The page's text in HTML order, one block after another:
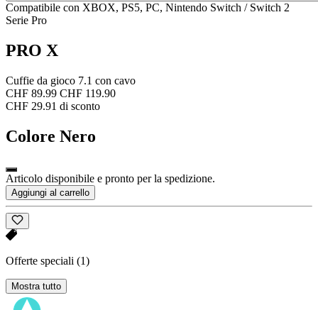
Compatibile con XBOX, PS5, PC, Nintendo Switch / Switch 2
Serie Pro
PRO X
Cuffie da gioco 7.1 con cavo
CHF 89.99 CHF 119.90
CHF 29.91 di sconto
Colore Nero
Articolo disponibile e pronto per la spedizione.
Aggiungi al carrello
Offerte speciali (1)
Mostra tutto